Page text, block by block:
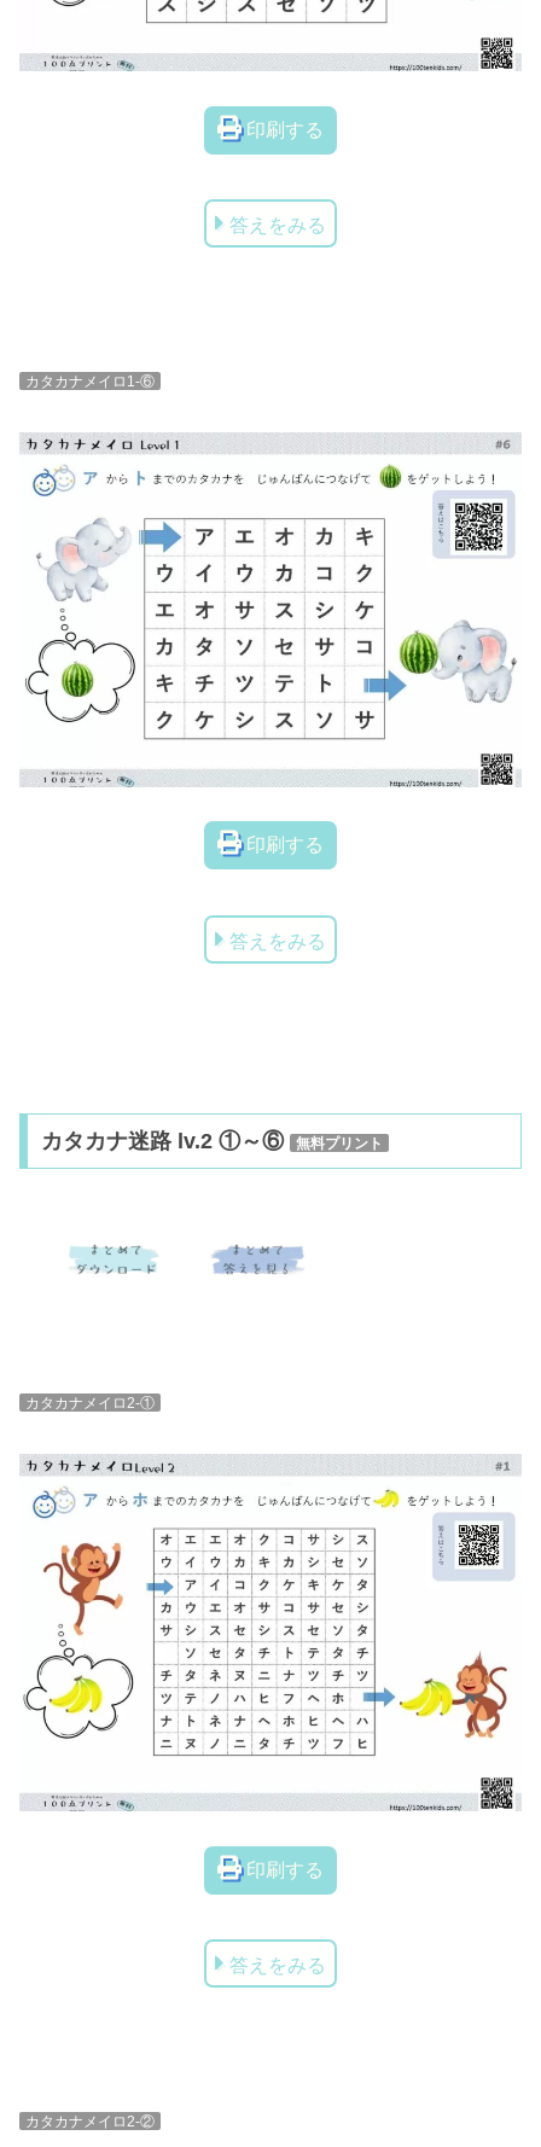
印刷する
答えをみる
カタカナメイロ1-⑥
印刷する
答えをみる
カタカナ迷路 lv.2 ①～⑥ 無料プリント
カタカナメイロ2-①
印刷する
答えをみる
カタカナメイロ2-②